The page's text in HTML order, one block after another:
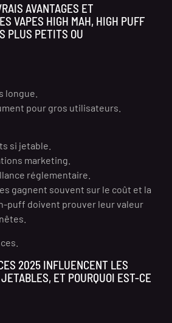
AVANTAGES ET
VAPES HIGH MAH, HIGH PUFF
PLUS PETITS OU
longue.
pour gros utilisateurs.
si jetable.
marketing.
réglementaire.
gagnent souvent sur le coût et la
puff doivent prouver leur valeur
2025 INFLUENCENT LES
ET POURQUOI EST-CE